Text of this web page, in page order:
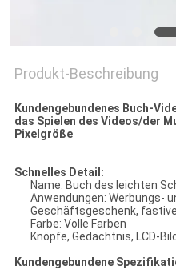
Produkt-Beschreibung
Kundengebundenes Buch-
das Spielen des Videos/der
Pixelgröße
Schnelles Detail:
Name: Buch des leichten
Anwendungen: Werbungs-
Geschäftsgeschenk, fastivel
Farbe: Volle Farben
Knöpfe, Gedächtnis, LCD-
Kundengebundene